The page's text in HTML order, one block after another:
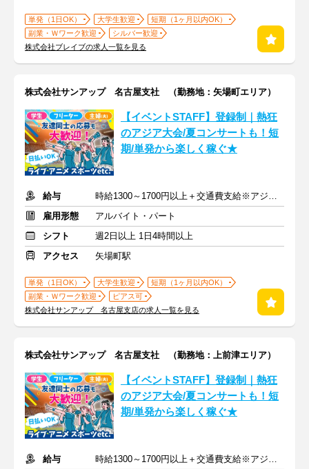
単発（1日OK） 大学生歓迎
短期（1ヶ月以内OK）
副業・Ｗワーク歓迎
シルバー歓迎
株式会社ブレイブの求人一覧を見る
株式会社サンアップ 名古屋支社 （勤務地：矢場町エリア）
【イベントSTAFF】登録制｜熱狂
のアジア大会/夏コンサートも！短
期/単発から楽しく稼ぐ★
給与
時給1300～1700円以上＋交通費支給※アジア大会手当もあり
雇用形態
アルバイト・パート
シフト
週2日以上 1日4時間以上
アクセス
矢場町駅
単発（1日OK） 大学生歓迎
短期（1ヶ月以内OK）
副業・Ｗワーク歓迎
ピアス可
株式会社サンアップ 名古屋支店の求人一覧を見る
株式会社サンアップ 名古屋支社 （勤務地：上前津エリア）
【イベントSTAFF】登録制｜熱狂
のアジア大会/夏コンサートも！短
期/単発から楽しく稼ぐ★
給与
時給1300～1700円以上＋交通費支給※アジア大会手当もあり